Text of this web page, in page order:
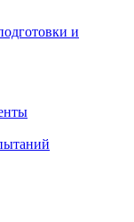
и